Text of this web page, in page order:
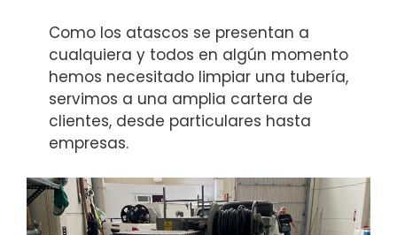
Como los atascos se presentan a
cualquiera y todos en algún momento
hemos necesitado limpiar una tubería,
servimos a una amplia cartera de
clientes, desde particulares hasta
empresas.